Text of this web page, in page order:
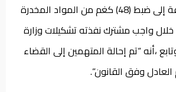
محافظة ديالى، إضافة إلى ضبط (48) كغم من المواد المخدرة
واجب مشترك نفذته تشكيلات وزارة
،أنه “تم إحالة المتهمين إلى القضاء
العادل وفق القانون”.